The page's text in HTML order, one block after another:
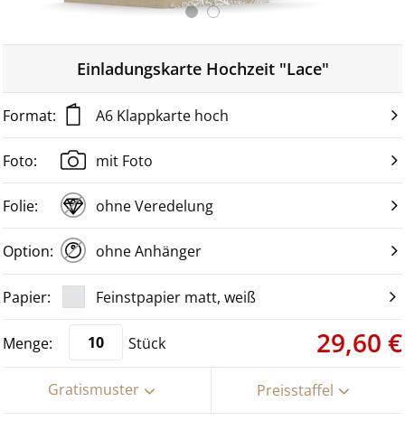
Einladungskarte Hochzeit "Lace"
A6 Klappkarte hoch
mit Foto
ohne Veredelung
ohne Anhänger
Feinstpapier matt, weiß
Stück 29,60 €
Gratismuster Preisstaffel